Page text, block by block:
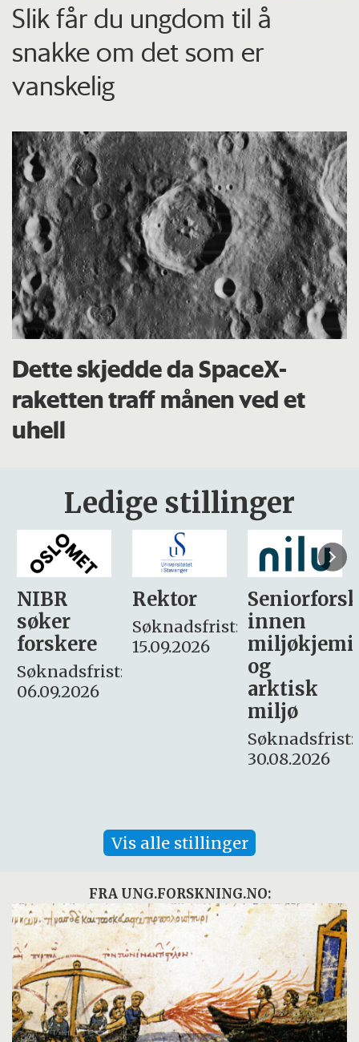
Slik får du ungdom til å
snakke om det som er
vanskelig
Dette skjedde da SpaceX-
raketten traff månen ved et
uhell
Ledige stillinger
Rektor
Søknadsfrist:
15.09.2026
Seniorforsker
innen
miljøkjemi
søker
– fast
Søknadsfrist:
16. august.
Vis alle stillinger
FRA UNG.FORSKNING.NO: